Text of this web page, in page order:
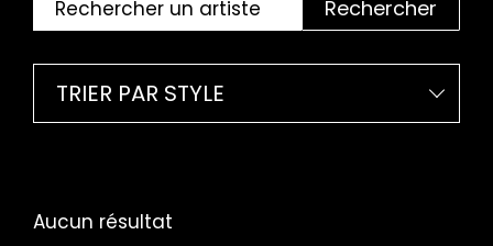
Rechercher
TRIER PAR STYLE
Aucun résultat